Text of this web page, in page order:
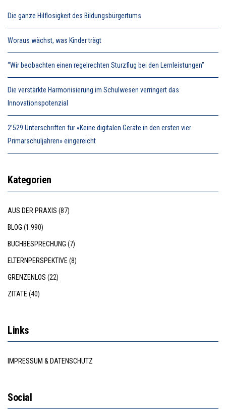
Die ganze Hilflosigkeit des Bildungsbürgertums
Woraus wächst, was Kinder trägt
“Wir beobachten einen regelrechten Sturzflug bei den Lernleistungen”
Die verstärkte Harmonisierung im Schulwesen verringert das
Innovationspotenzial
2’529 Unterschriften für «Keine digitalen Geräte in den ersten vier
Primarschuljahren» eingereicht
Kategorien
AUS DER PRAXIS (87)
BLOG (1.990)
BUCHBESPRECHUNG (7)
ELTERNPERSPEKTIVE(8)
GRENZENLOS (22)
ZITATE(40)
Links
IMPRESSUM & DATENSCHUTZ
Social